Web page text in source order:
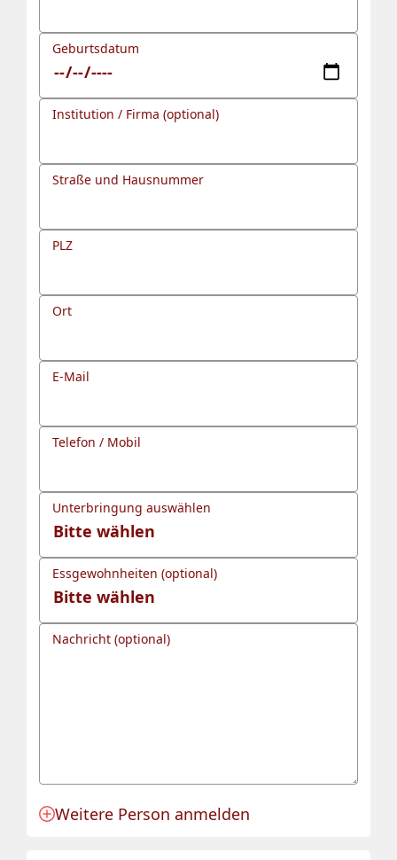
Geburtsdatum
Institution / Firma (optional)
Straße und Hausnummer
PLZ
Ort
E-Mail
Telefon / Mobil
Unterbringung auswählen
Essgewohnheiten (optional)
Nachricht (optional)
Anmeldung für eine Person angelegt.
Weitere Person anmelden